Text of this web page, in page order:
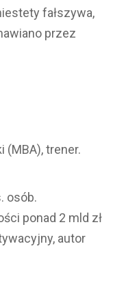
fałszywa,
przez
(MBA), trener.
osób.
ponad 2 mld zł
autor